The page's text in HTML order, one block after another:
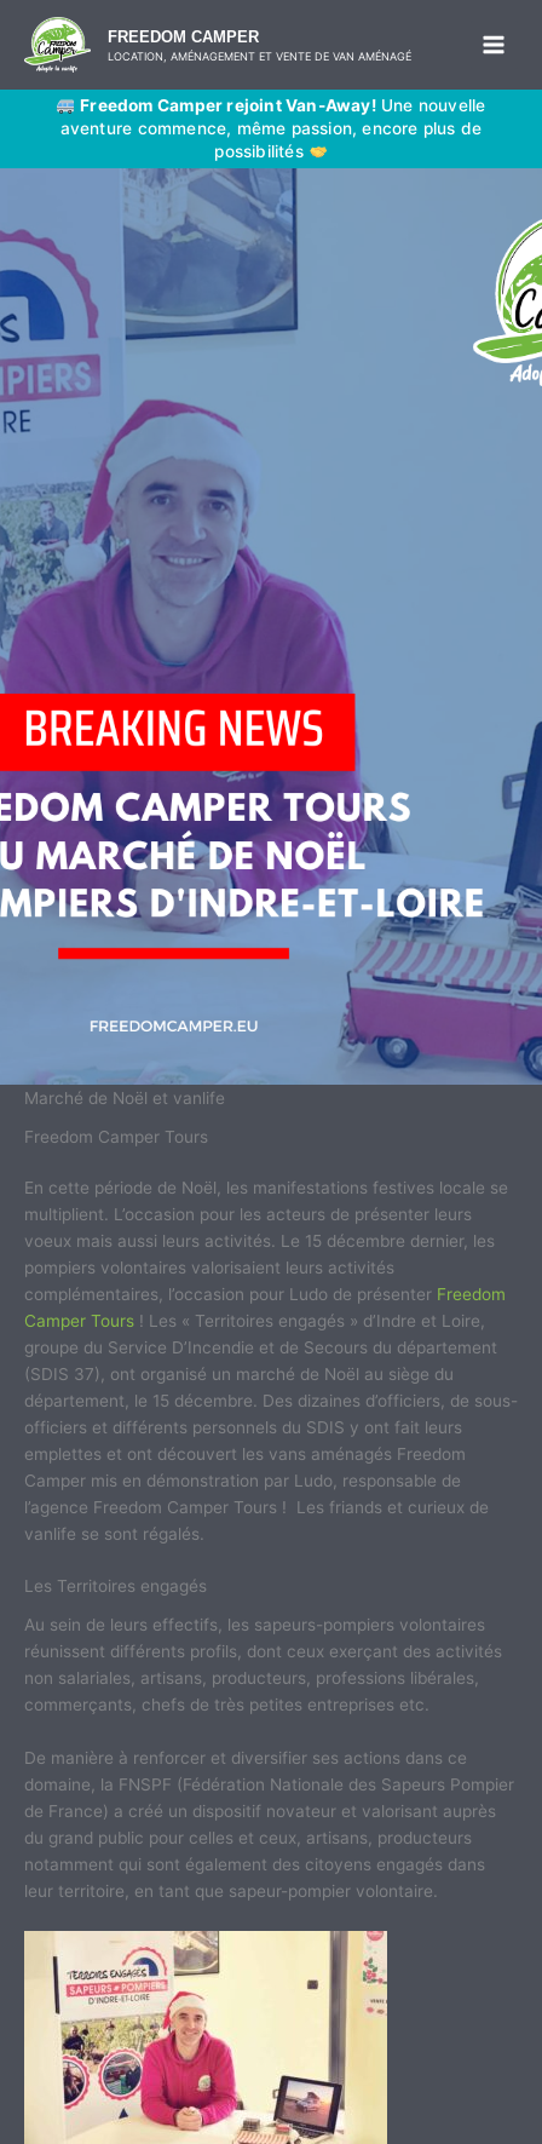
contenu
FREEDOM CAMPER
LOCATION, AMÉNAGEMENT ET VENTE DE VAN AMÉNAGÉ
Freedom Camper rejoint Van-Away!Une nouvelle
aventure commence, même passion, encore plus de
possibilités
Freedom Camper Tours au marché de Noël des pompiers
d’Indre-et-Loire
Marché de Noël et vanlife
Freedom Camper Tours
En cette période de Noël, les manifestations festives locale se
multiplient. L’occasion pour les acteurs de présenter leurs
voeux mais aussi leurs activités. Le 15 décembre dernier, les
pompiers volontaires valorisaient leurs activités
complémentaires, l’occasion pour Ludo de présenter Freedom
Camper Tours ! Les « Territoires engagés » d’Indre et Loire,
groupe du Service D’Incendie et de Secours du département
(SDIS 37), ont organisé un marché de Noël au siège du
département, le 15 décembre. Des dizaines d’officiers, de sous-
officiers et différents personnels du SDIS y ont fait leurs
emplettes et ont découvert les vans aménagés Freedom
Camper mis en démonstration par Ludo, responsable de
l’agence Freedom Camper Tours ! Les friands et curieux de
vanlife se sont régalés.
Les Territoires engagés
Au sein de leurs effectifs, les sapeurs-pompiers volontaires
réunissent différents profils, dont ceux exerçant des activités
non salariales, artisans, producteurs, professions libérales,
commerçants, chefs de très petites entreprises etc.
De manière à renforcer et diversifier ses actions dans ce
domaine, la FNSPF (Fédération Nationale des Sapeurs Pompier
de France) a créé un dispositif novateur et valorisant auprès
du grand public pour celles et ceux, artisans, producteurs
notamment qui sont également des citoyens engagés dans
leur territoire, en tant que sapeur-pompier volontaire.